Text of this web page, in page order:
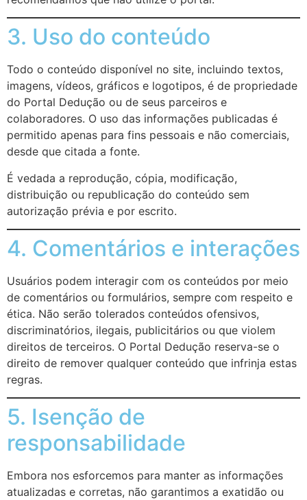
3. Uso do conteúdo
Todo o conteúdo disponível no site, incluindo textos,
imagens, vídeos, gráficos e logotipos, é de propriedade
do Portal Dedução ou de seus parceiros e
colaboradores. O uso das informações publicadas é
permitido apenas para fins pessoais e não comerciais,
desde que citada a fonte.
É vedada a reprodução, cópia, modificação,
distribuição ou republicação do conteúdo sem
autorização prévia e por escrito.
4. Comentários e interações
Usuários podem interagir com os conteúdos por meio
de comentários ou formulários, sempre com respeito e
ética. Não serão tolerados conteúdos ofensivos,
discriminatórios, ilegais, publicitários ou que violem
direitos de terceiros. O Portal Dedução reserva-se o
direito de remover qualquer conteúdo que infrinja estas
regras.
5. Isenção de
responsabilidade
Embora nos esforcemos para manter as informações
atualizadas e corretas, não garantimos a exatidão ou